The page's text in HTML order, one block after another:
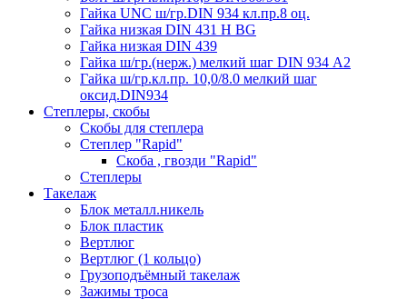
Гайка UNC ш/гр.DIN 934 кл.пр.8 оц.
Гайка низкая DIN 431 H BG
Гайка низкая DIN 439
Гайка ш/гр.(нерж.) мелкий шаг DIN 934 А2
Гайка ш/гр.кл.пр. 10,0/8.0 мелкий шаг
оксид.DIN934
Степлеры, скобы
Скобы для степлера
Степлер "Rapid"
Скоба , гвозди "Rapid"
Степлеры
Такелаж
Блок металл.никель
Блок пластик
Вертлюг
Вертлюг (1 кольцо)
Грузоподъёмный такелаж
Зажимы троса